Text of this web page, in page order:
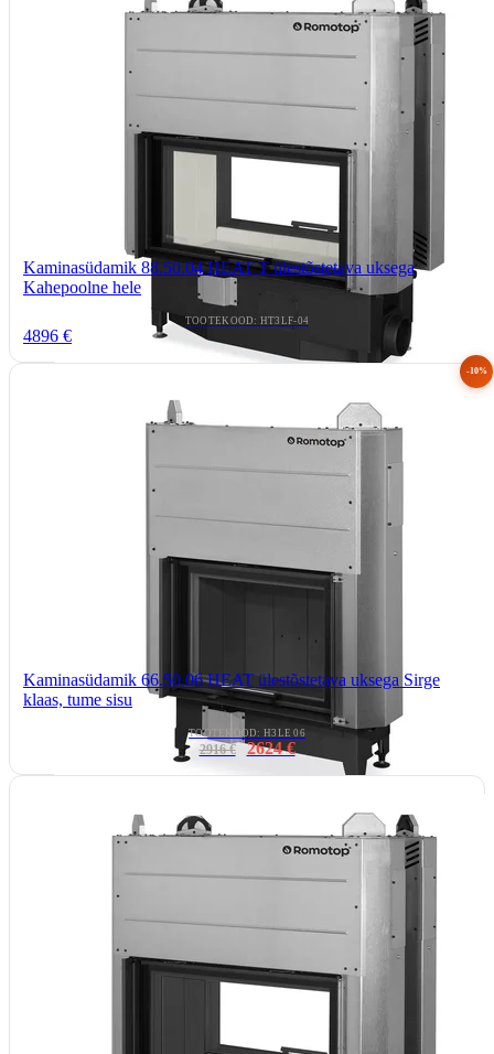
Kaminasüdamik 88.50.04 HEAT T ülestõstetava uksega
Kahepoolne hele
TOOTEKOOD: HT3LF-04
4896 €
-10%
Kaminasüdamik 66.50.06 HEAT ülestõstetava uksega Sirge
klaas, tume sisu
TOOTEKOOD: H3LE 06
2916 € 2624 €